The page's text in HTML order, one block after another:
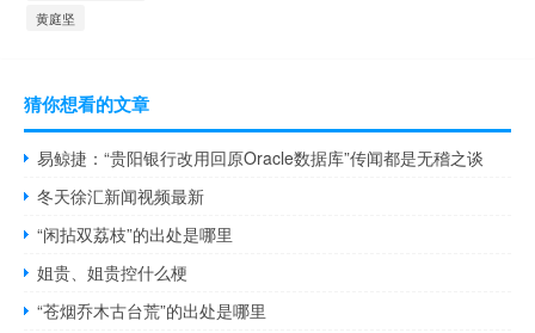
黄庭坚
猜你想看的文章
易鲸捷：“贵阳银行改用回原Oracle数据库”传闻都是无稽之谈
冬天徐汇新闻视频最新
“闲拈双荔枝”的出处是哪里
姐贵、姐贵控什么梗
“苍烟乔木古台荒”的出处是哪里